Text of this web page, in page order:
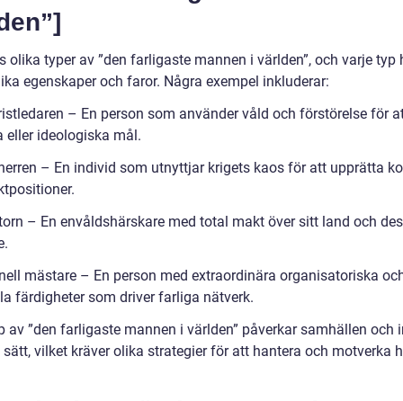
olika typer av ”den farligaste mannen i världen”, och varje typ
egenskaper och faror. Några exempel inkluderar:
– En person som använder våld och förstörelse för
eller ideologiska mål.
– En individ som utnyttjar krigets kaos för att upprätta
– En envåldshärskare med total makt över sitt land och
mästare – En person med extraordinära organisatoriska
färdigheter som driver farliga nätverk.
av ”den farligaste mannen i världen” påverkar samhällen och
vilket kräver olika strategier för att hantera och motverka